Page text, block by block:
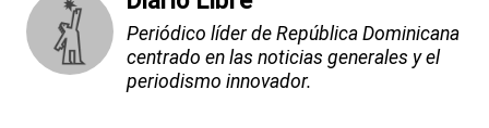
Periódico líder de República Dominicana
centrado en las noticias generales y el
periodismo innovador.